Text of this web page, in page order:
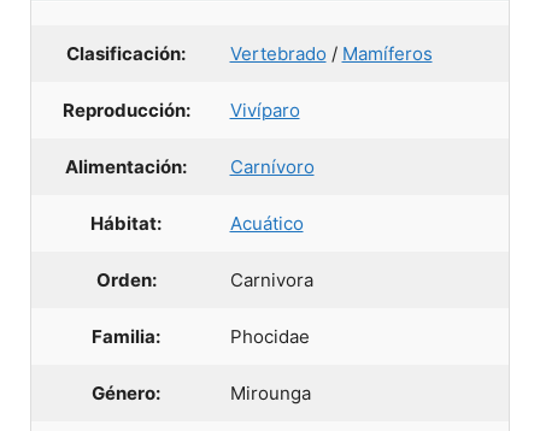
Clasificación: Vertebrado / Mamíferos
Reproducción: Vivíparo
Alimentación: Carnívoro
Hábitat: Acuático
Orden: Carnivora
Familia: Phocidae
Género: Mirounga